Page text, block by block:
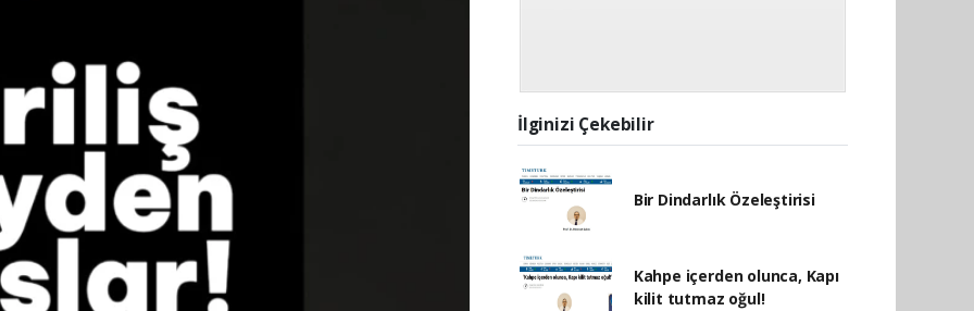
İlginizi Çekebilir
Bir Dindarlık Özeleştirisi
Kahpe içerden olunca, Kapı
kilit tutmaz oğul!